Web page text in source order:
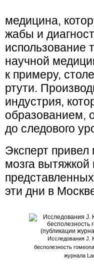
медицина,
жабы и
использование
научной
к примеру,
ртути.
индустрия,
образованием,
до следового
Эксперт
мозга вытяжкой
эти дни в
Исследования J.
бесполезность
журнала